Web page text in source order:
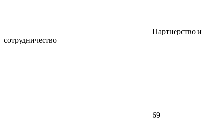
Партнерство и
сотрудничество
69